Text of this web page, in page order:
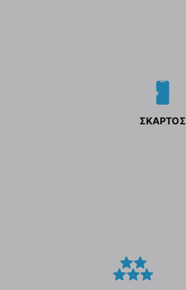
ΣΚΑΡΤΟΣ